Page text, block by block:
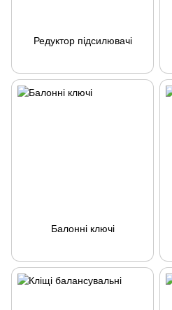
Редуктор підсилювачі
Балонні ключі